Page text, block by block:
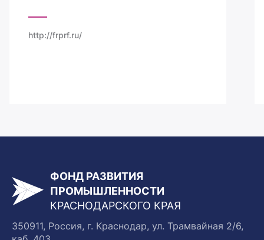
http://frprf.ru/
ФОНД РАЗВИТИЯ
ПРОМЫШЛЕННОСТИ
КРАСНОДАРСКОГО КРАЯ
350911, Россия, г. Краснодар, ул. Трамвайная 2/6,